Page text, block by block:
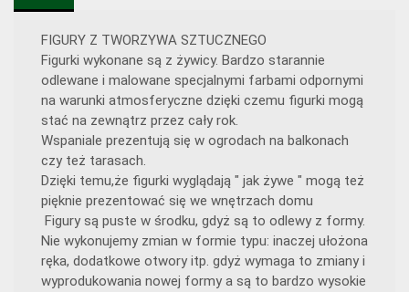
FIGURY Z TWORZYWA SZTUCZNEGO
Figurki wykonane są z żywicy. Bardzo starannie
odlewane i malowane specjalnymi farbami odpornymi
na warunki atmosferyczne dzięki czemu figurki mogą
stać na zewnątrz przez cały rok.
Wspaniale prezentują się w ogrodach na balkonach
czy też tarasach.
Dzięki temu,że figurki wyglądają " jak żywe " mogą też
pięknie prezentować się we wnętrzach domu
Figury są puste w środku, gdyż są to odlewy z formy.
Nie wykonujemy zmian w formie typu: inaczej ułożona
ręka, dodatkowe otwory itp. gdyż wymaga to zmiany i
wyprodukowania nowej formy a są to bardzo wysokie